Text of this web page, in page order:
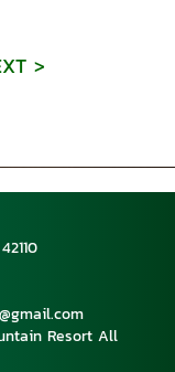
>
Resort All